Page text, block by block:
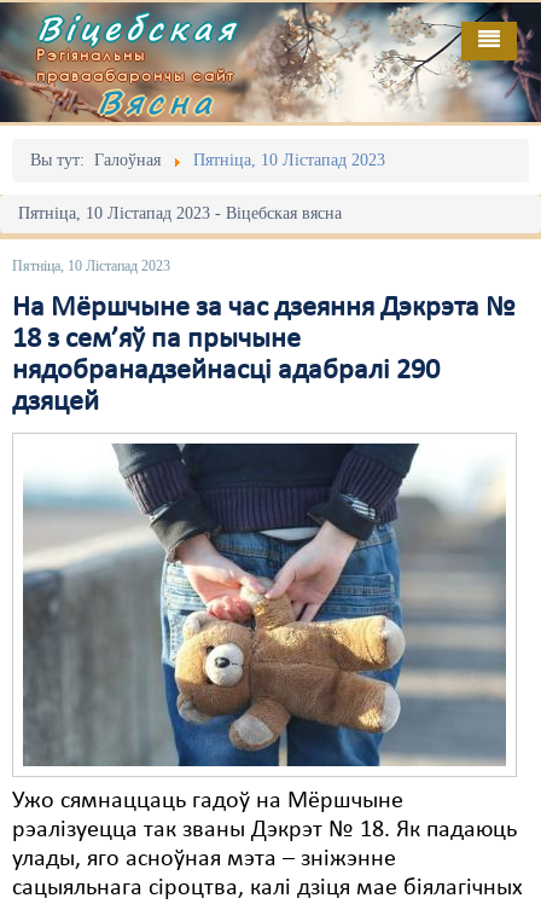
Віцебская
Рэгіянальны
праваабарончы сайт
Вясна
Вы тут: Галоўная Пятніца, 10 Лістапад 2023
Пятніца, 10 Лістапад 2023 - Віцебская вясна
Пятніца, 10 Лістапад 2023
На Мёршчыне за час дзеяння Дэкрэта №
18 з сем’яў па прычыне
нядобранадзейнасці адабралі 290
дзяцей
Ужо сямнаццаць гадоў на Мёршчыне
рэалізуецца так званы Дэкрэт № 18. Як падаюць
улады, яго асноўная мэта – зніжэнне
сацыяльнага сіроцтва, калі дзіця мае біялагічных
Галоўная
Адміністрацыйны перасьлед
Акцыі
Выбары
Грамадзянскія ініцыятывы
Дзяржава
Дыскрымінацыя
Затрыманьні
Карная псыхіятрыя
КПЧ ААН
Культурныя правы
Палітвязьні
Праваабаронцы
Выданьні
Відэа
Пра нас
RSS